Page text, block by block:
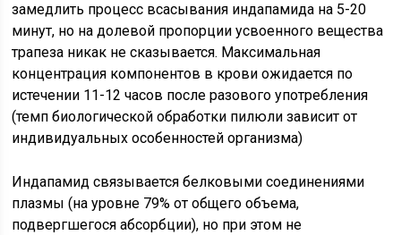
замедлить процесс всасывания индапамида на 5-20
минут, но на долевой пропорции усвоенного вещества
трапеза никак не сказывается. Максимальная
концентрация компонентов в крови ожидается по
истечении 11-12 часов после разового употребления
(темп биологической обработки пилюли зависит от
индивидуальных особенностей организма)
Индапамид связывается белковыми соединениями
плазмы (на уровне 79% от общего объема,
подвергшегося абсорбции), но при этом не